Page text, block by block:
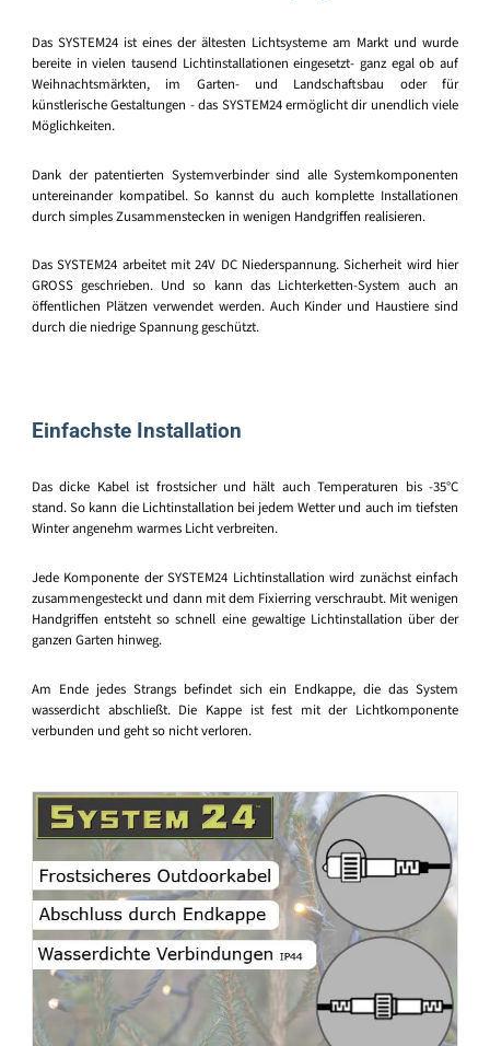
Das SYSTEM24 ist eines der ältesten Lichtsysteme am Markt und wurde
bereite in vielen tausend Lichtinstallationen eingesetzt- ganz egal ob auf
Weihnachtsmärkten, im Garten- und Landschaftsbau oder für
künstlerische Gestaltungen - das SYSTEM24 ermöglicht dir unendlich viele
Möglichkeiten.
Dank der patentierten Systemverbinder sind alle Systemkomponenten
untereinander kompatibel. So kannst du auch komplette Installationen
durch simples Zusammenstecken in wenigen Handgriffen realisieren.
Das SYSTEM24 arbeitet mit 24V DC Niederspannung. Sicherheit wird hier
GROSS geschrieben. Und so kann das Lichterketten-System auch an
öffentlichen Plätzen verwendet werden. Auch Kinder und Haustiere sind
durch die niedrige Spannung geschützt.
Einfachste Installation
Das dicke Kabel ist frostsicher und hält auch Temperaturen bis -35°C
stand. So kann die Lichtinstallation bei jedem Wetter und auch im tiefsten
Winter angenehm warmes Licht verbreiten.
Jede Komponente der SYSTEM24 Lichtinstallation wird zunächst einfach
zusammengesteckt und dann mit dem Fixierring verschraubt. Mit wenigen
Handgriffen entsteht so schnell eine gewaltige Lichtinstallation über der
ganzen Garten hinweg.
Am Ende jedes Strangs befindet sich ein Endkappe, die das System
wasserdicht abschließt. Die Kappe ist fest mit der Lichtkomponente
verbunden und geht so nicht verloren.